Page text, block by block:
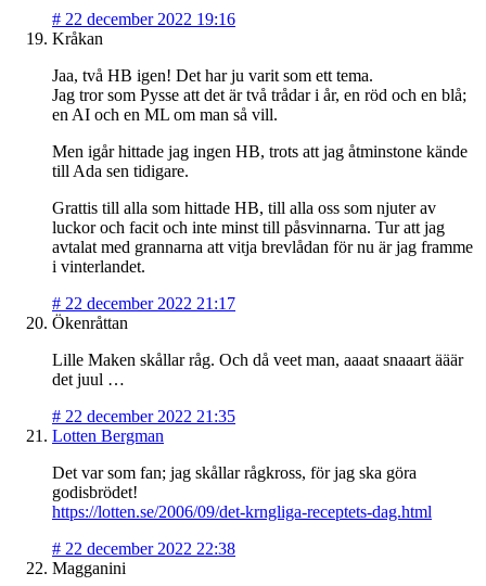
# 22 december 2022 19:16
Kråkan
Jaa, två HB igen! Det har ju varit som ett tema.
Jag tror som Pysse att det är två trådar i år, en röd och en blå;
en AI och en ML om man så vill.
Men igår hittade jag ingen HB, trots att jag åtminstone kände
till Ada sen tidigare.
Grattis till alla som hittade HB, till alla oss som njuter av
luckor och facit och inte minst till påsvinnarna. Tur att jag
avtalat med grannarna att vitja brevlådan för nu är jag framme
i vinterlandet.
# 22 december 2022 21:17
Ökenråttan
Lille Maken skållar råg. Och då veet man, aaaat snaaart ääär
det juul …
# 22 december 2022 21:35
Lotten Bergman
Det var som fan; jag skållar rågkross, för jag ska göra
godisbrödet!
https://lotten.se/2006/09/det-krngliga-receptets-dag.html
# 22 december 2022 22:38
Magganini